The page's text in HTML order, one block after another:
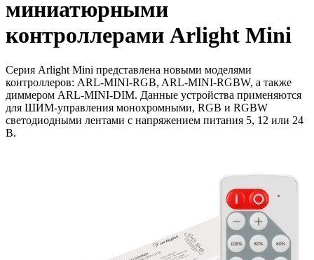
миниатюрными
контроллерами Arlight Mini
Серия Arlight Mini представлена новыми моделями
контроллеров: ARL-MINI-RGB, ARL-MINI-RGBW, а также
диммером ARL-MINI-DIM. Данные устройства применяются
для ШИМ-управления монохромными, RGB и RGBW
светодиодными лентами с напряжением питания 5, 12 или 24
В.